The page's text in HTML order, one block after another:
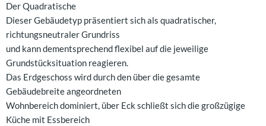
Der Quadratische
Dieser Gebäudetyp präsentiert sich als quadratischer,
richtungsneutraler Grundriss
und kann dementsprechend flexibel auf die jeweilige
Grundstücksituation reagieren.
Das Erdgeschoss wird durch den über die gesamte
Gebäudebreite angeordneten
Wohnbereich dominiert, über Eck schließt sich die großzügige
Küche mit Essbereich